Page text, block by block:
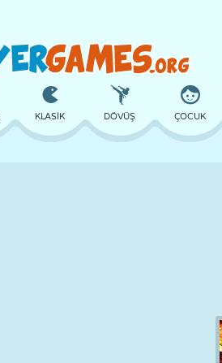
KLASIK DÖVÜŞ ÇOCUK